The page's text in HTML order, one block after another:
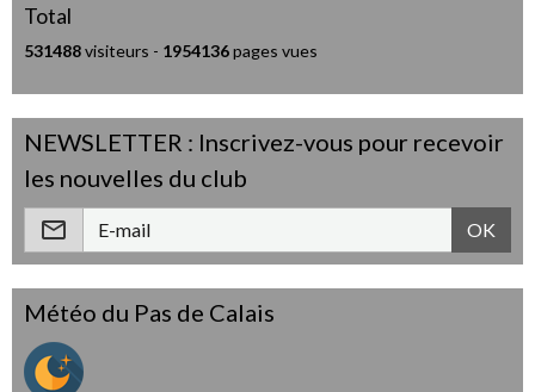
Total
531488visiteurs - 1954136pages vues
NEWSLETTER : Inscrivez-vous pour recevoir
les nouvelles du club
OK
Météo du Pas de Calais